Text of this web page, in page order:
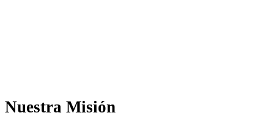
Nuestra Misión